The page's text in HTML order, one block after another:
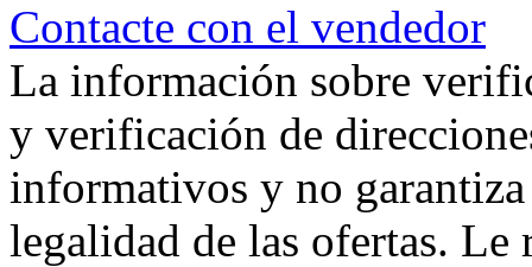
Contacte con el vendedor
La información sobre
y verificación de
informativos y no
legalidad de las ofertas. Le